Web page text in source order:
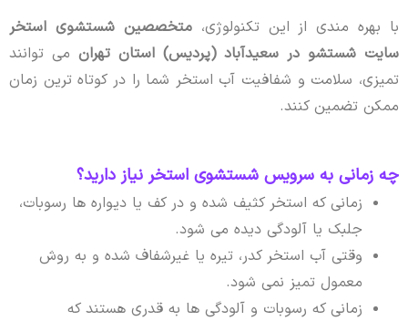
با بهره مندی از این تکنولوژی، متخصصین شستشوی استخر
سایت شستشو در سعیدآباد (پردیس) استان تهرانمی توانند
تمیزی، سلامت و شفافیت آب استخر شما را در کوتاه ترین زمان
ممکن تضمین کنند.
چه زمانی به سرویس شستشوی استخر نیاز دارید؟
زمانی که استخر کثیف شده و در کف یا دیواره ها رسوبات،
جلبک یا آلودگی دیده می شود.
وقتی آب استخر کدر، تیره یا غیرشفاف شده و به روش
معمول تمیز نمی شود.
زمانی که رسوبات و آلودگی ها به قدری هستند که